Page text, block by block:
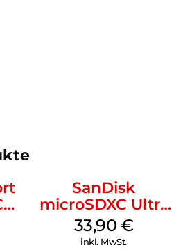
SanDisk
microSDXC Ultra
128 GB + Adapter
Mobile
33,90 €
inkl. MwSt.